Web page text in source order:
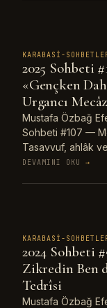
KARABASI-
2025 Sohbeti
«Gençken
Urgancı
Mustafa Özbağ
Sohbeti #107 —
Tasavvuf, ahlâk
DEVAMINI OKU →
KARABASI-
2024 Sohbeti
Zikredin Ben
Tedrîsi
Mustafa Özbağ